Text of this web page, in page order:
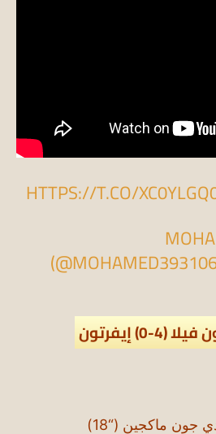
HTTPS://T.CO/
—
جون ماكجين (“18)